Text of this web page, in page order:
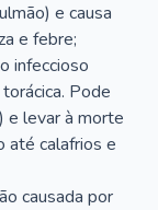
e causa
e febre;
infeccioso
Pode
e levar à morte
até calafrios e
causada por